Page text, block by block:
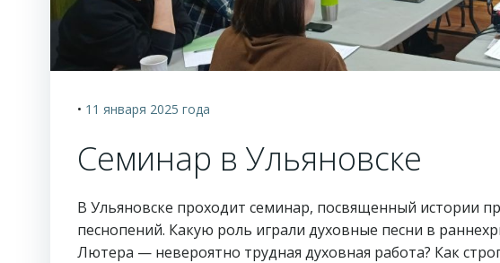
• 11 января 2025 года
Семинар в Ульяновске
В Ульяновске проходит семинар, посвященный истории
песнопений. Какую роль играли духовные песни в
Лютера — невероятно трудная духовная работа? Как